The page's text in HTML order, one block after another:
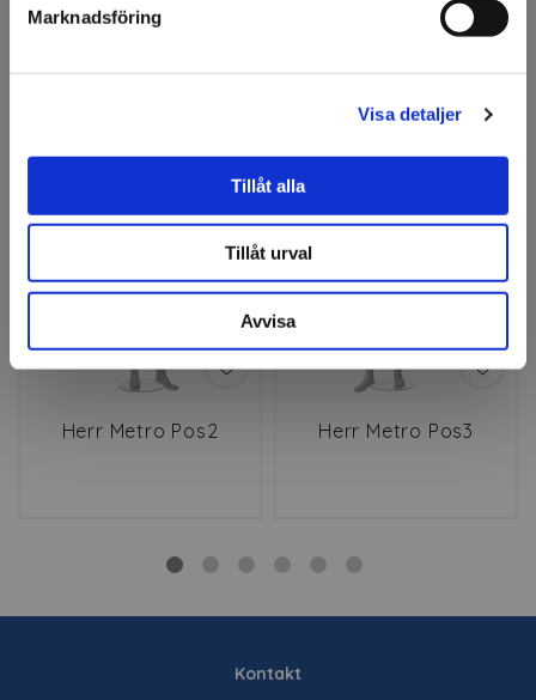
Marknadsföring
Visa detaljer
Tillåt alla
Tillåt urval
Avvisa
Se alla våra skyltdockor
Herr Metro Pos2 Herr Metro Pos3
Kontakt